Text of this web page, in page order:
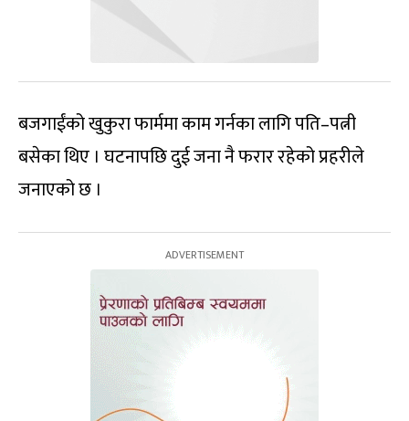
बजगाईंको खुकुरा फार्ममा काम गर्नका लागि पति–पत्नी
बसेका थिए । घटनापछि दुई जना नै फरार रहेको प्रहरीले
जनाएको छ ।